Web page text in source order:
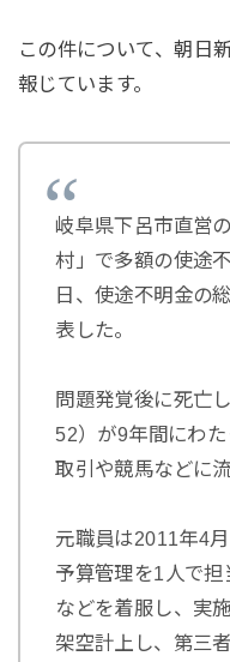
この件について、朝日
報じています。
岐阜県下呂市直営
村」で多額の使途
日、使途不明金の
表した。
問題発覚後に死亡
52）が9年間にわ
取引や競馬などに
元職員は2011年4
予算管理を1人で
などを着服し、実
架空計上し、第三